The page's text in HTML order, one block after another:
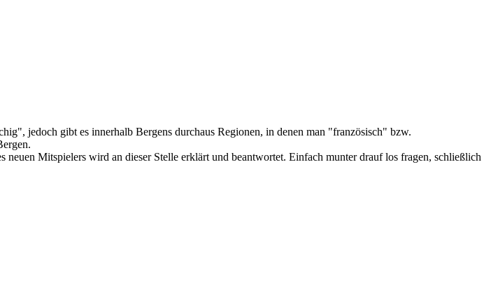
jedoch gibt es innerhalb Bergens durchaus Regionen, in denen man "französisch" bzw.
neuen Mitspielers wird an dieser Stelle erklärt und beantwortet. Einfach munter drauf los fragen, schließlich